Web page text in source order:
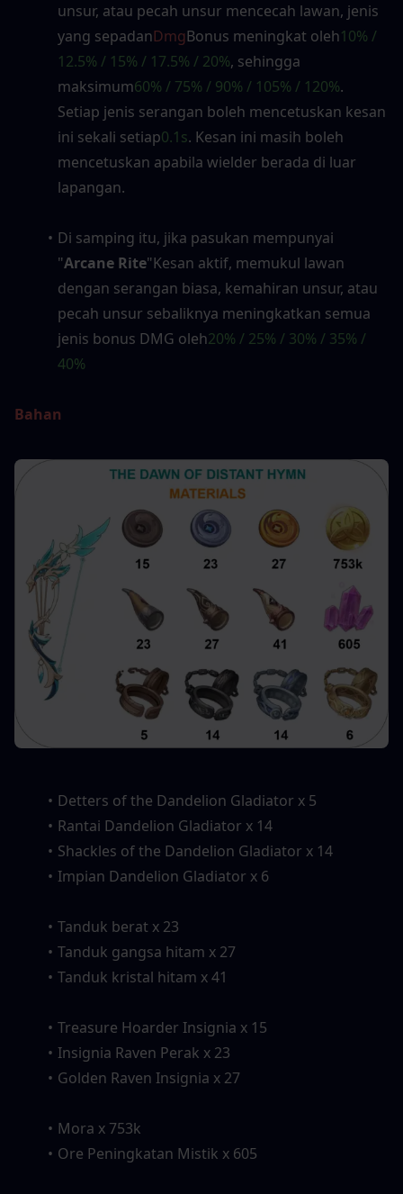
unsur, atau pecah unsur mencecah lawan, jenis
yang sepadanDmgBonus meningkat oleh10% /
12.5% ​​/ 15% / 17.5% / 20%, sehingga
maksimum60% / 75% / 90% / 105% / 120%.
Setiap jenis serangan boleh mencetuskan kesan
ini sekali setiap0.1s. Kesan ini masih boleh
mencetuskan apabila wielder berada di luar
lapangan.
Di samping itu, jika pasukan mempunyai
"Arcane Rite"Kesan aktif, memukul lawan
dengan serangan biasa, kemahiran unsur, atau
pecah unsur sebaliknya meningkatkan semua
jenis bonus DMG oleh20% / 25% / 30% / 35% /
40%
Bahan
Detters of the Dandelion Gladiator x 5
Rantai Dandelion Gladiator x 14
Shackles of the Dandelion Gladiator x 14
Impian Dandelion Gladiator x 6
Tanduk berat x 23
Tanduk gangsa hitam x 27
Tanduk kristal hitam x 41
Treasure Hoarder Insignia x 15
Insignia Raven Perak x 23
Golden Raven Insignia x 27
Mora x 753k
Ore Peningkatan Mistik x 605